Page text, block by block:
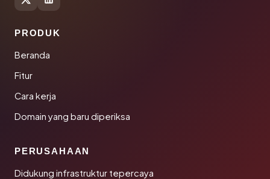
PRODUK
Beranda
Fitur
Cara kerja
Domain yang baru diperiksa
PERUSAHAAN
Didukung infrastruktur tepercaya